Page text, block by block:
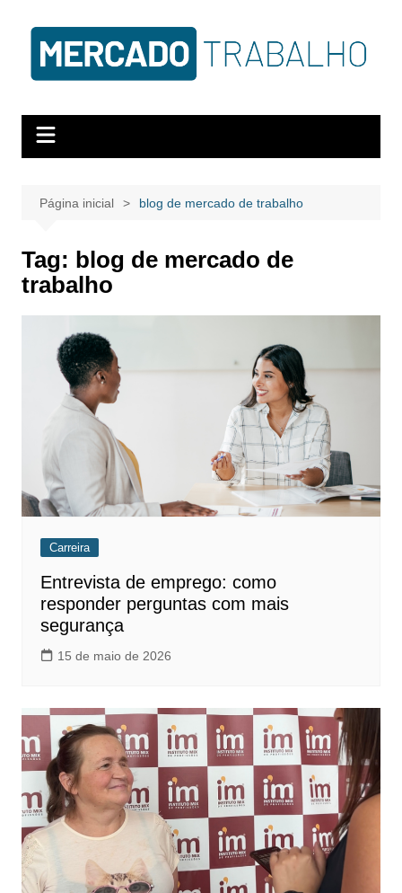
Página inicial blog de mercado de trabalho
Tag: blog de mercado de
trabalho
Carreira
Entrevista de emprego: como
responder perguntas com mais
segurança
15 de maio de 2026